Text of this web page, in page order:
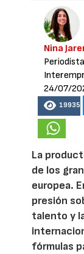
Nina
24/07/
19935
La
de los
europea.
presión
talento y
fórmulas